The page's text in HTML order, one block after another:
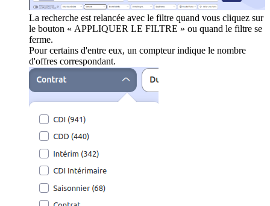
La recherche est relancée avec le filtre quand vous cliquez sur
le bouton « APPLIQUER LE FILTRE » ou quand le filtre se
ferme.
Pour certains d'entre eux, un compteur indique le nombre
d'offres correspondant.